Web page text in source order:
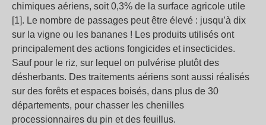
chimiques aériens, soit 0,3% de la surface agricole utile
[1]. Le nombre de passages peut être élevé : jusqu’à dix
sur la vigne ou les bananes ! Les produits utilisés ont
principalement des actions fongicides et insecticides.
Sauf pour le riz, sur lequel on pulvérise plutôt des
désherbants. Des traitements aériens sont aussi réalisés
sur des forêts et espaces boisés, dans plus de 30
départements, pour chasser les chenilles
processionnaires du pin et des feuillus.